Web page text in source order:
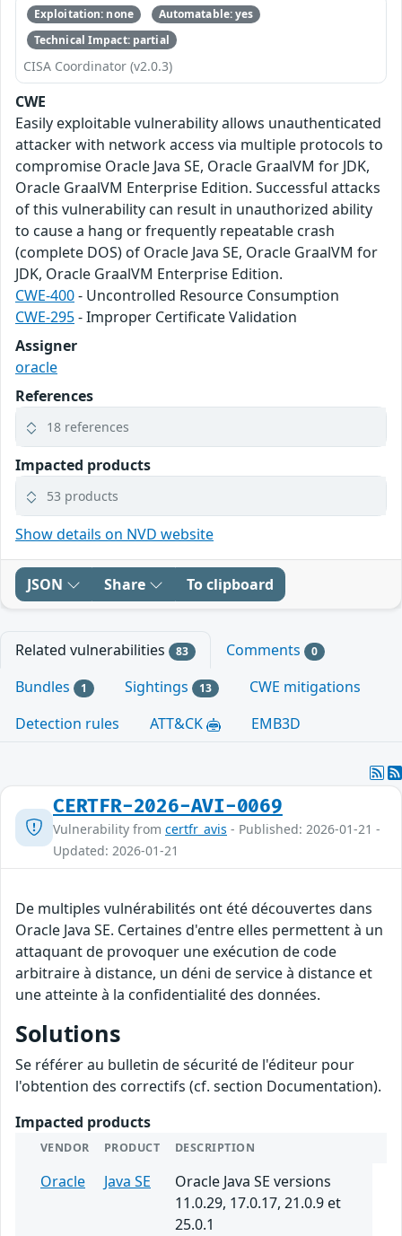
Exploitation: none
Automatable: yes
Technical Impact: partial
CISA Coordinator (v2.0.3)
CWE
Easily exploitable vulnerability allows unauthenticated
attacker with network access via multiple protocols to
compromise Oracle Java SE, Oracle GraalVM for JDK,
Oracle GraalVM Enterprise Edition. Successful attacks
of this vulnerability can result in unauthorized ability
to cause a hang or frequently repeatable crash
(complete DOS) of Oracle Java SE, Oracle GraalVM for
JDK, Oracle GraalVM Enterprise Edition.
CWE-400- Uncontrolled Resource Consumption
CWE-295- Improper Certificate Validation
Assigner
oracle
References
18 references
Impacted products
53 products
Show details on NVD website
JSON Share To clipboard
Related vulnerabilities 83 Comments 0
Bundles 1 Sightings 13
CWE mitigations
Detection rules
ATT&CK EMB3D
CERTFR-2026-AVI-0069
Vulnerability from certfr_avis - Published: 2026-01-21 -
Updated: 2026-01-21
De multiples vulnérabilités ont été découvertes dans
Oracle Java SE. Certaines d'entre elles permettent à un
attaquant de provoquer une exécution de code
arbitraire à distance, un déni de service à distance et
une atteinte à la confidentialité des données.
Solutions
Se référer au bulletin de sécurité de l'éditeur pour
l'obtention des correctifs (cf. section Documentation).
Impacted products
VENDOR PRODUCT DESCRIPTION
Oracle Java SE
Oracle Java SE versions
11.0.29, 17.0.17, 21.0.9 et
25.0.1